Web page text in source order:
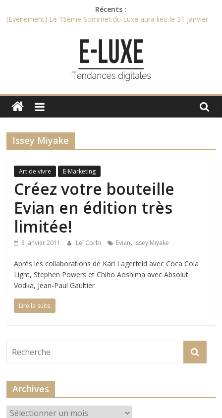
au
Récents :
[Evénement] Le 15ème Sommet du Luxe aura lieu le 31 janvier
La maison Ruinart met en scène son histoire
Recette de l’entremet au chocolat des champions du monde
Février 2017 commercialisation des nouveaux smartphones
Et le Bocuse d’Or 2017 est remporté par …
e-
luxe
L'actualité
du
luxe
Issey Miyake
Art de vivre E-Marketing
Créez votre bouteille
Evian en édition très
limitée!
3 janvier 2011 Leï Corbi Evian, Issey Miyake
Après les collaborations de Karl Lagerfeld avec Coca Cola
Light, Stephen Powers et Chiho Aoshima avec Absolut
Vodka, Jean-Paul Gaultier
Lire la suite
Archives
Archives